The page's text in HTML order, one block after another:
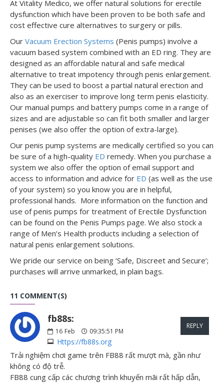
At Vitality Medico, we offer natural solutions for erectile
dysfunction which have been proven to be both safe and
cost effective cure alternatives to surgery or pills.
Our Vacuum Erection Systems (Penis pumps) involve a
vacuum based system combined with an ED ring. They are
designed as an affordable natural and safe medical
alternative to treat impotency through penis enlargement.
They can be used to boost a partial natural erection and
also as an exerciser to improve long term penis elasticity.
Our manual pumps and battery pumps come in a range of
sizes and are adjustable so can fit both smaller and larger
penises (we also offer the option of extra-large).
Our penis pump systems are medically certified so you can
be sure of a high-quality ED remedy. When you purchase a
system we also offer the option of email support and
access to information and advice for ED (as well as the use
of your system) so you know you are in helpful,
professional hands. More information on the function and
use of penis pumps for treatment of Erectile Dysfunction
can be found on the Penis Pumps page. We also stock a
range of Men’s Health products including a selection of
natural penis enlargement solutions.
We pride our service on being ‘Safe, Discreet and Secure’;
purchases will arrive unmarked, in plain bags.
11 COMMENT(S)
fb88s:
16 Feb 09:35:51 PM
Https://fb88s.org
REPLY
Trải nghiệm chơi game trên FB88 rất mượt mà, gần như
không có độ trễ.
FB88 cung cấp các chương trình khuyến mãi rất hấp dẫn,